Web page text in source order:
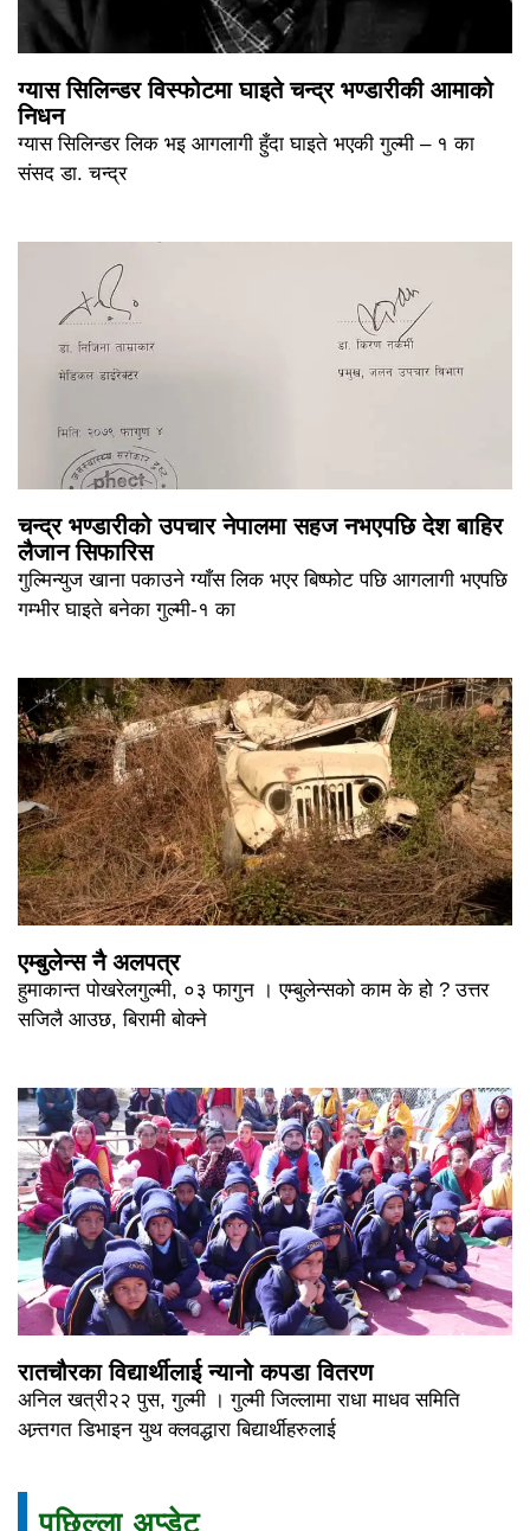
ग्यास सिलिन्डर विस्फोटमा घाइते चन्द्र भण्डारीकी आमाको
निधन
ग्यास सिलिन्डर लिक भइ आगलागी हुँदा घाइते भएकी गुल्मी – १ का
संसद डा. चन्द्र
चन्द्र भण्डारीको उपचार नेपालमा सहज नभएपछि देश बाहिर
लैजान सिफारिस
गुल्मिन्युज खाना पकाउने ग्याँस लिक भएर बिष्फोट पछि आगलागी भएपछि
गम्भीर घाइते बनेका गुल्मी-१ का
एम्बुलेन्स नै अलपत्र
हुमाकान्त पोखरेलगुल्मी, ०३ फागुन । एम्बुलेन्सको काम के हो ? उत्तर
सजिलै आउछ, बिरामी बोक्ने
रातचौरका विद्यार्थीलाई न्यानो कपडा वितरण
अनिल खत्री२२ पुस, गुल्मी । गुल्मी जिल्लामा राधा माधव समिति
अन्र्तगत डिभाइन युथ क्लवद्धारा बिद्यार्थीहरुलाई
पछिल्ला अप्डेट